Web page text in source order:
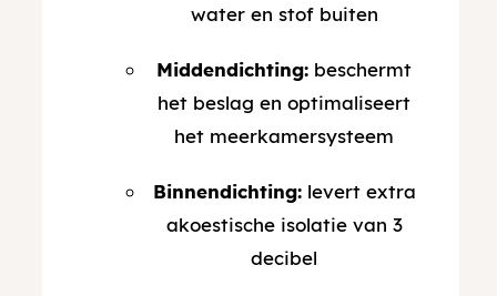
water en stof buiten
Middendichting: beschermt
het beslag en optimaliseert
het meerkamersysteem
Binnendichting:levert extra
akoestische isolatie van 3
decibel